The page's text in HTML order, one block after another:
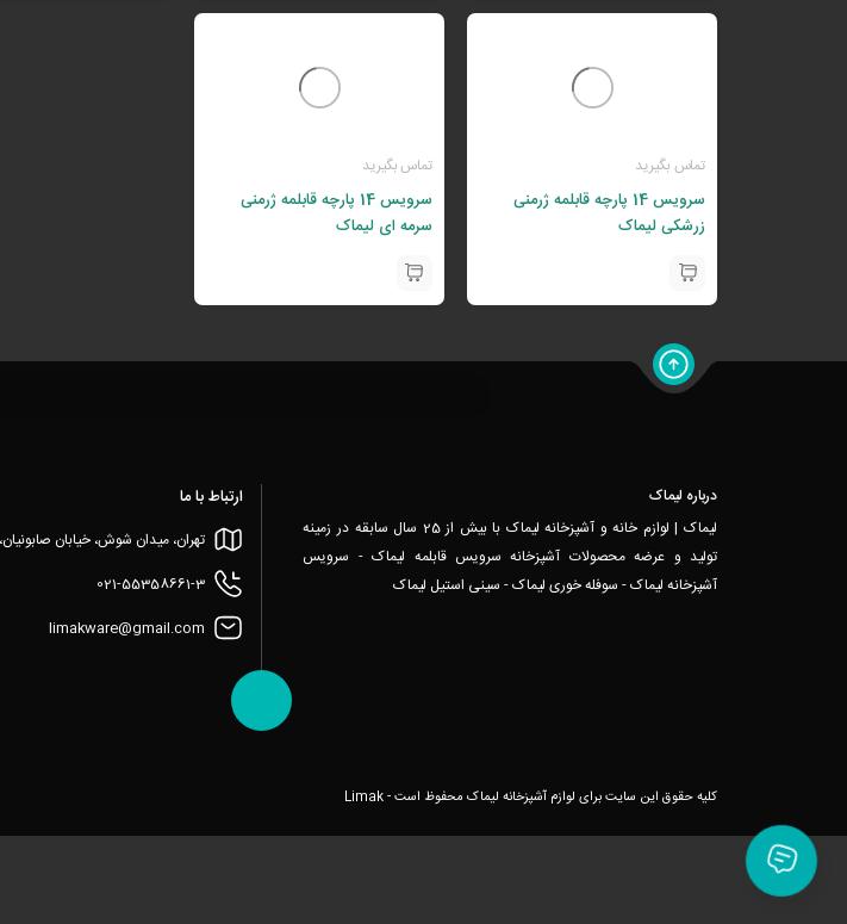
تماس بگیرید
سرویس 14 پارچه قابلمه ژرمنی
زرشکی لیماک
تماس بگیرید
سرویس 14 پارچه قابلمه ژرمنی
سرمه ای لیماک
درباره لیماک
لیماک | لوازم خانه و آشپزخانه لیماک با بیش از 25 سال سابقه در زمینه
تولید و عرضه محصولات آشپزخانه سرویس قابلمه لیماک - سرویس
آشپزخانه لیماک - سوفله خوری لیماک - سینی استیل لیماک
ارتباط با ما
تهران، میدان شوش، خیابان
021-55358661-3
limakware@gmail.com
کلیه حقوق این سایت برای لوازم آشپزخانه لیماک محفوظ است - Limak